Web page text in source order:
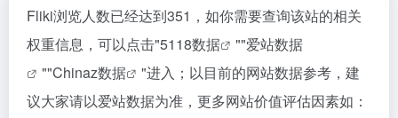
Fliki浏览人数已经达到351，如你需要查询该站的相关
权重信息，可以点击"5118数据 ""爱站数据
""Chinaz数据
"进入；以目前的网站数据参考，建
议大家请以爱站数据为准，更多网站价值评估因素如：